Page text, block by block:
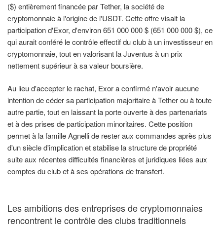
($) entièrement financée par Tether, la société de
cryptomonnaie à l'origine de l'USDT. Cette offre visait la
participation d'Exor, d'environ 651 000 000 $ (651 000 000 $), ce
qui aurait conféré le contrôle effectif du club à un investisseur en
cryptomonnaie, tout en valorisant la Juventus à un prix
nettement supérieur à sa valeur boursière.
Au lieu d'accepter le rachat, Exor a confirmé n'avoir aucune
intention de céder sa participation majoritaire à Tether ou à toute
autre partie, tout en laissant la porte ouverte à des partenariats
et à des prises de participation minoritaires. Cette position
permet à la famille Agnelli de rester aux commandes après plus
d'un siècle d'implication et stabilise la structure de propriété
suite aux récentes difficultés financières et juridiques liées aux
comptes du club et à ses opérations de transfert.
Les ambitions des entreprises de cryptomonnaies
rencontrent le contrôle des clubs traditionnels